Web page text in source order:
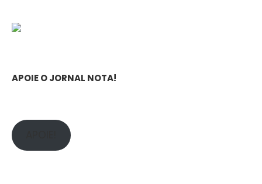
APOIE O JORNAL NOTA!